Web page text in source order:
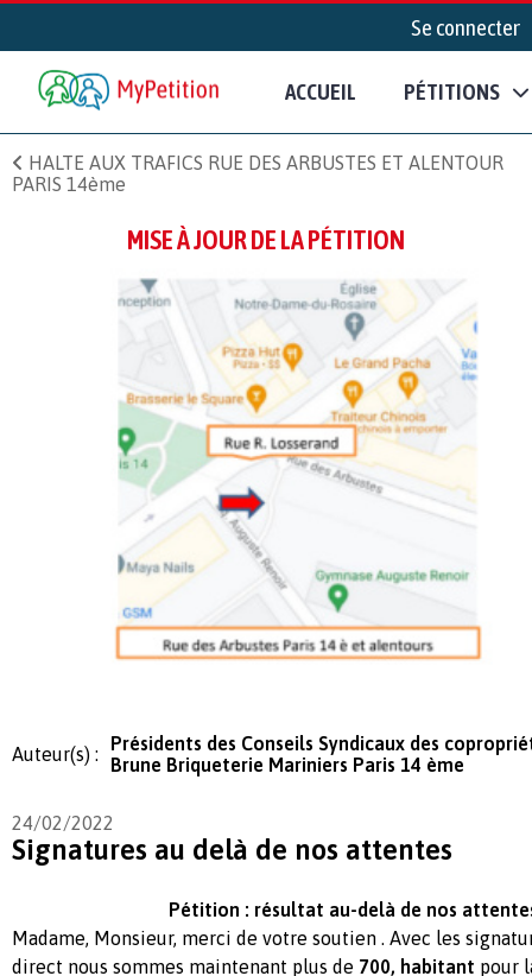
Se connecter
ACCUEIL PÉTITIONS
HALTE AUX TRAFICS RUE DES ARBUSTES ET ALENTOUR
PARIS 14ème
MISE À JOUR DE LA PÉTITION
Auteur(s) :
Présidents des Conseils Syndicaux des
Brune Briqueterie Mariniers Paris 14 ème
24/02/2022
Signatures au delà de nos attentes
Pétition : résultat au-delà de nos
Madame, Monsieur, merci de votre soutien . Avec les
direct nous sommes maintenant plus de 700, habitant pour